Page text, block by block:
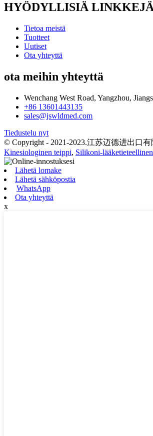
HYÖDYLLISIÄ
Tietoa meistä
Tuotteet
Uutiset
Ota yhteyttä
ota meihin yhteyttä
Wenchang West Road, Yangzhou,
+86 13601443135
sales@jswldmed.com
Tiedustelu nyt
© Copyright - 2021-2023.江苏迈德进出口有
Kinesiologinen teippi, Silikoni-
Lähetä lomake
Lähetä sähköpostia
WhatsApp
Ota yhteyttä
x